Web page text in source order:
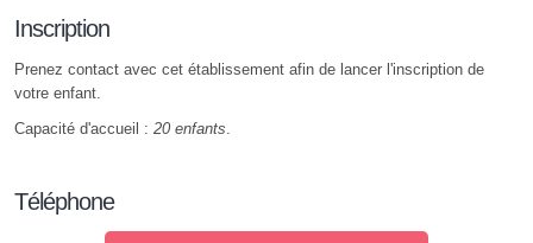
Inscription
Prenez contact avec cet établissement afin de lancer l'inscription de
votre enfant.
Capacité d'accueil : 20 enfants
Téléphone